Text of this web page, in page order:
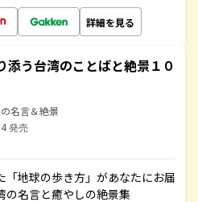
詳細を見る
添う台湾のことばと絶景１０
名言＆絶景
発売
地球の歩き方」があなたにお届
の名言と癒やしの絶景集